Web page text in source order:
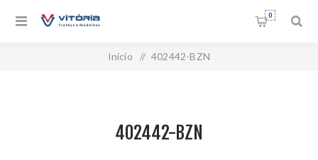
0
Início / 402442-BZN
402442-BZN